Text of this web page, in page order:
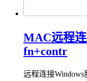
MAC远程
fn+contr
远程连接